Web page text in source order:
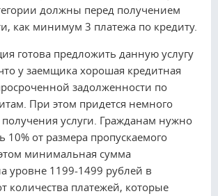
должны перед получением
как минимум 3 платежа по кредиту.
готова предложить данную услугу
у заемщика хорошая кредитная
задолженности по
При этом придется немного
получения услуги. Гражданам нужно
10% от размера пропускаемого
минимальная сумма
уровне 1199-1499 рублей в
количества платежей, которые